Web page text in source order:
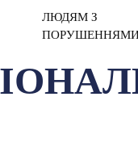
ЛЮДЯМ З